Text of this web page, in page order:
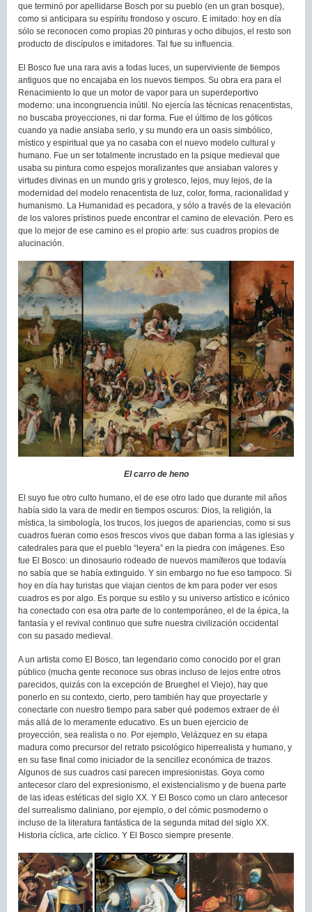
que terminó por apellidarse Bosch por su pueblo (en un gran bosque),
como si anticipara su espíritu frondoso y oscuro. E imitado: hoy en día
sólo se reconocen como propias 20 pinturas y ocho dibujos, el resto son
producto de discípulos e imitadores. Tal fue su influencia.
El Bosco fue una rara avis a todas luces, un superviviente de tiempos
antiguos que no encajaba en los nuevos tiempos. Su obra era para el
Renacimiento lo que un motor de vapor para un superdeportivo
moderno: una incongruencia inútil. No ejercía las técnicas renacentistas,
no buscaba proyecciones, ni dar forma. Fue el último de los góticos
cuando ya nadie ansiaba serlo, y su mundo era un oasis simbólico,
místico y espiritual que ya no casaba con el nuevo modelo cultural y
humano. Fue un ser totalmente incrustado en la psique medieval que
usaba su pintura como espejos moralizantes que ansiaban valores y
virtudes divinas en un mundo gris y grotesco, lejos, muy lejos, de la
modernidad del modelo renacentista de luz, color, forma, racionalidad y
humanismo. La Humanidad es pecadora, y sólo a través de la elevación
de los valores prístinos puede encontrar el camino de elevación. Pero es
que lo mejor de ese camino es el propio arte: sus cuadros propios de
alucinación.
El carro de heno
El suyo fue otro culto humano, el de ese otro lado que durante mil años
había sido la vara de medir en tiempos oscuros: Dios, la religión, la
mística, la simbología, los trucos, los juegos de apariencias, como si sus
cuadros fueran como esos frescos vivos que daban forma a las iglesias y
catedrales para que el pueblo “leyera” en la piedra con imágenes. Eso
fue El Bosco: un dinosaurio rodeado de nuevos mamíferos que todavía
no sabía que se había extinguido. Y sin embargo no fue eso tampoco. Si
hoy en día hay turistas que viajan cientos de km para poder ver esos
cuadros es por algo. Es porque su estilo y su universo artístico e icónico
ha conectado con esa otra parte de lo contemporáneo, el de la épica, la
fantasía y el revival continuo que sufre nuestra civilización occidental
con su pasado medieval.
A un artista como El Bosco, tan legendario como conocido por el gran
público (mucha gente reconoce sus obras incluso de lejos entre otros
parecidos, quizás con la excepción de Brueghel el Viejo), hay que
ponerlo en su contexto, cierto, pero también hay que proyectarle y
conectarle con nuestro tiempo para saber qué podemos extraer de él
más allá de lo meramente educativo. Es un buen ejercicio de
proyección, sea realista o no. Por ejemplo, Velázquez en su etapa
madura como precursor del retrato psicológico hiperrealista y humano, y
en su fase final como iniciador de la sencillez económica de trazos.
Algunos de sus cuadros casi parecen impresionistas. Goya como
antecesor claro del expresionismo, el existencialismo y de buena parte
de las ideas estéticas del siglo XX. Y El Bosco como un claro antecesor
del surrealismo daliniano, por ejemplo, o del cómic posmoderno o
incluso de la literatura fantástica de la segunda mitad del siglo XX.
Historia cíclica, arte cíclico. Y El Bosco siempre presente.